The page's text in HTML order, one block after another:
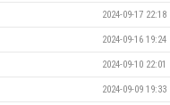
2024-09-17 22:18
2024-09-16 19:24
2024-09-10 22:01
2024-09-09 19:33